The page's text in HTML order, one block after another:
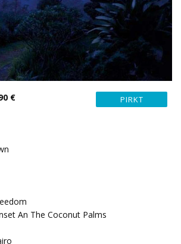
€
An The Coconut Palms